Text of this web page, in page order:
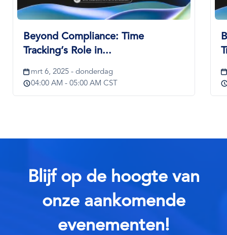
Beyond Compliance: Time
Tracking’s Role in...
mrt 6, 2025 - donderdag
04:00 AM - 05:00 AM CST
Blijf op de hoogte van
onze aankomende
evenementen!